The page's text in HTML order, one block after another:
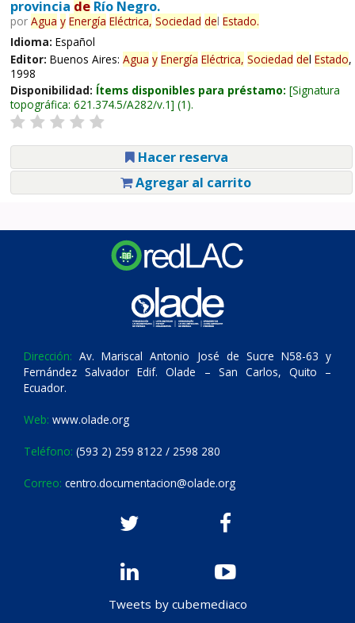
provincia deRío Negro.
por Agua y Energía Eléctrica, Sociedad del Estado.
Idioma: Español
Editor: Buenos Aires: Agua y Energía Eléctrica, Sociedad del Estado,
1998
Disponibilidad: Ítems disponibles para préstamo: Signatura
topográfica: 621.374.5/A282/v.1 (1).
Hacer reserva
Agregar al carrito
Dirección: Av. Mariscal Antonio José de Sucre N58-63 y
Fernández Salvador Edif. Olade – San Carlos, Quito –
Ecuador.
Web: www.olade.org
Teléfono: (593 2) 259 8122 / 2598 280
Correo: centro.documentacion@olade.org
Tweets by cubemediaco